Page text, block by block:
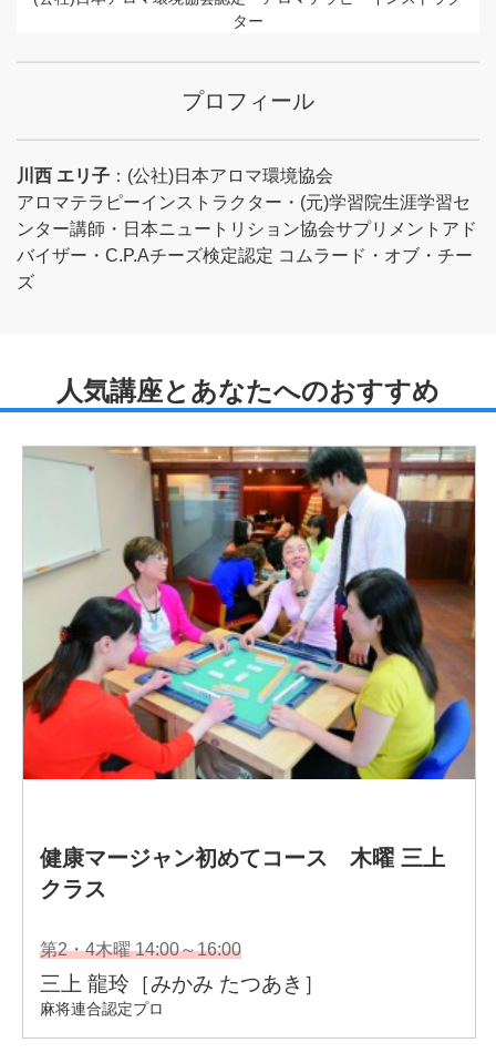
ター
プロフィール
川西 エリ子 ：(公社)日本アロマ環境協会
アロマテラピーインストラクター・(元)学習院生涯学習セ
ンター講師・日本ニュートリション協会サプリメントアド
バイザー・C.P.Aチーズ検定認定 コムラード・オブ・チー
ズ